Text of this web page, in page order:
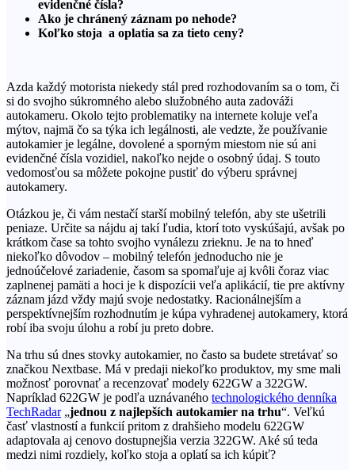
evidenčné čísla?
Ako je chránený záznam po nehode?
Koľko stoja a oplatia sa za tieto ceny?
Azda každý motorista niekedy stál pred rozhodovaním sa o tom, či
si do svojho súkromného alebo služobného auta zadováži
autokameru. Okolo tejto problematiky na internete koluje veľa
mýtov, najmä čo sa týka ich legálnosti, ale vedzte, že používanie
autokamier je legálne, dovolené a sporným miestom nie sú ani
evidenčné čísla vozidiel, nakoľko nejde o osobný údaj. S touto
vedomosťou sa môžete pokojne pustiť do výberu správnej
autokamery.
Otázkou je, či vám nestačí starší mobilný telefón, aby ste ušetrili
peniaze. Určite sa nájdu aj takí ľudia, ktorí toto vyskúšajú, avšak po
krátkom čase sa tohto svojho vynálezu zrieknu. Je na to hneď
niekoľko dôvodov – mobilný telefón jednoducho nie je
jednoúčelové zariadenie, časom sa spomaľuje aj kvôli čoraz viac
zaplnenej pamäti a hoci je k dispozícii veľa aplikácií, tie pre aktívny
záznam jázd vždy majú svoje nedostatky. Racionálnejším a
perspektívnejším rozhodnutím je kúpa vyhradenej autokamery, ktorá
robí iba svoju úlohu a robí ju preto dobre.
Na trhu sú dnes stovky autokamier, no často sa budete stretávať so
značkou Nextbase. Má v predaji niekoľko produktov, my sme mali
možnosť porovnať a recenzovať modely 622GW a 322GW.
Napríklad 622GW je podľa uznávaného technologického denníka
TechRadar„jednou z najlepších autokamier na trhu“. Veľkú
časť vlastností a funkcií pritom z drahšieho modelu 622GW
adaptovala aj cenovo dostupnejšia verzia 322GW. Aké sú teda
medzi nimi rozdiely, koľko stoja a oplatí sa ich kúpiť?